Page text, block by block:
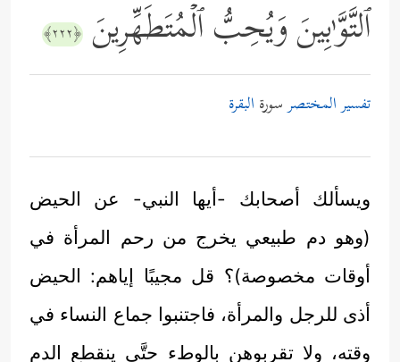
ٱلتَّوَّ ٰ⁠بِینَ وَیُحِبُّ ٱلۡمُتَطَهِّرِینَ ﴿٢٢٢﴾
تفسير المختصرسورة البقرة
ويسألك أصحابك -أيها النبي- عن الحيض
(وهو دم طبيعي يخرج من رحم المرأة في
أوقات مخصوصة)؟ قل مجيبًا إياهم: الحيض
أذى للرجل والمرأة، فاجتنبوا جماع النساء في
وقته، ولا تقربوهن بالوطء حتَّى ينقطع الدم